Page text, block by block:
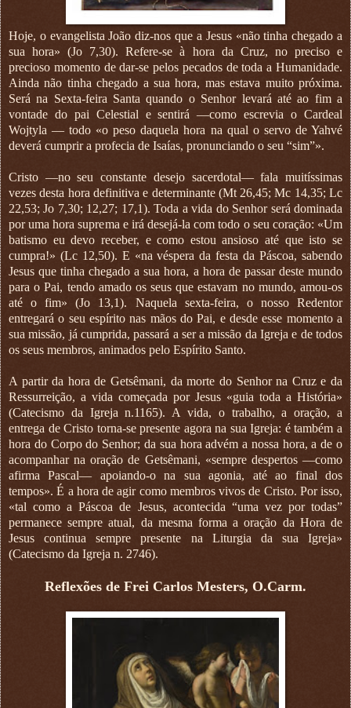
Hoje, o evangelista João diz-nos que a Jesus «não tinha chegado a
sua hora» (Jo 7,30). Refere-se à hora da Cruz, no preciso e
precioso momento de dar-se pelos pecados de toda a Humanidade.
Ainda não tinha chegado a sua hora, mas estava muito próxima.
Será na Sexta-feira Santa quando o Senhor levará até ao fim a
vontade do pai Celestial e sentirá —como escrevia o Cardeal
Wojtyla — todo «o peso daquela hora na qual o servo de Yahvé
deverá cumprir a profecia de Isaías, pronunciando o seu “sim”».
Cristo —no seu constante desejo sacerdotal— fala muitíssimas
vezes desta hora definitiva e determinante (Mt 26,45; Mc 14,35; Lc
22,53; Jo 7,30; 12,27; 17,1). Toda a vida do Senhor será dominada
por uma hora suprema e irá desejá-la com todo o seu coração: «Um
batismo eu devo receber, e como estou ansioso até que isto se
cumpra!» (Lc 12,50). E «na véspera da festa da Páscoa, sabendo
Jesus que tinha chegado a sua hora, a hora de passar deste mundo
para o Pai, tendo amado os seus que estavam no mundo, amou-os
até o fim» (Jo 13,1). Naquela sexta-feira, o nosso Redentor
entregará o seu espírito nas mãos do Pai, e desde esse momento a
sua missão, já cumprida, passará a ser a missão da Igreja e de todos
os seus membros, animados pelo Espírito Santo.
A partir da hora de Getsêmani, da morte do Senhor na Cruz e da
Ressurreição, a vida começada por Jesus «guia toda a História»
(Catecismo da Igreja n.1165). A vida, o trabalho, a oração, a
entrega de Cristo torna-se presente agora na sua Igreja: é também a
hora do Corpo do Senhor; da sua hora advém a nossa hora, a de o
acompanhar na oração de Getsêmani, «sempre despertos —como
afirma Pascal— apoiando-o na sua agonia, até ao final dos
tempos». É a hora de agir como membros vivos de Cristo. Por isso,
«tal como a Páscoa de Jesus, acontecida “uma vez por todas”
permanece sempre atual, da mesma forma a oração da Hora de
Jesus continua sempre presente na Liturgia da sua Igreja»
(Catecismo da Igreja n. 2746).
Reflexões de Frei Carlos Mesters, O.Carm.